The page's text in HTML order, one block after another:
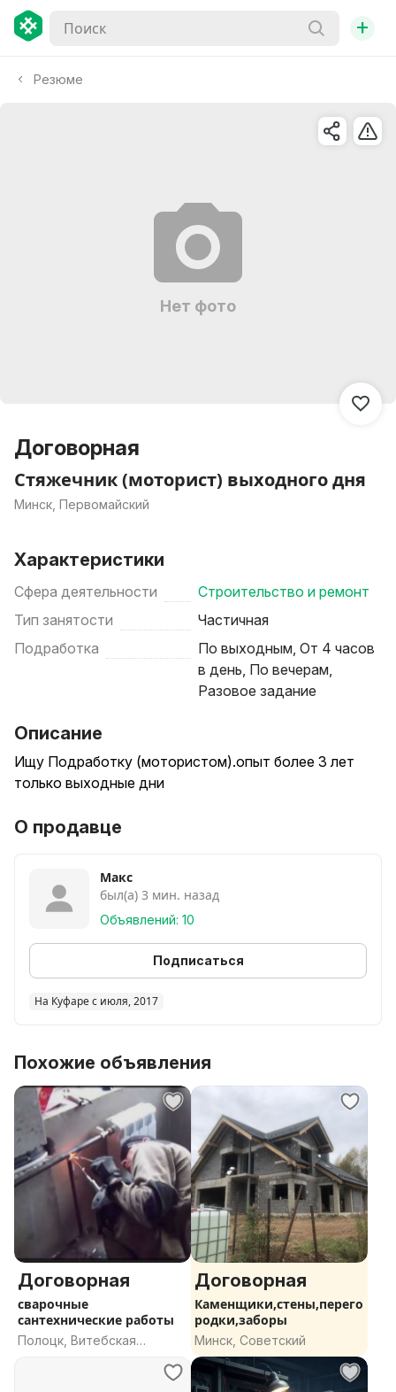
+
Резюме
Нет фото
Договорная
Стяжечник (моторист) выходного дня
Минск, Первомайский
Характеристики
Сфера деятельности
Строительство и ремонт
Тип занятости
Частичная
Подработка
По выходным, От 4 часов
в день, По вечерам,
Разовое задание
Описание
Ищу Подработку (мотористом).опыт более 3 лет
только выходные дни
О продавце
Макс
был(а) 3 мин. назад
Объявлений: 10
Подписаться
На Куфаре с июля, 2017
Похожие объявления
Договорная
сварочные
сантехнические работы
Полоцк, Витебская
Договорная
Каменщики,стены,перего
родки,заборы
Минск, Советский